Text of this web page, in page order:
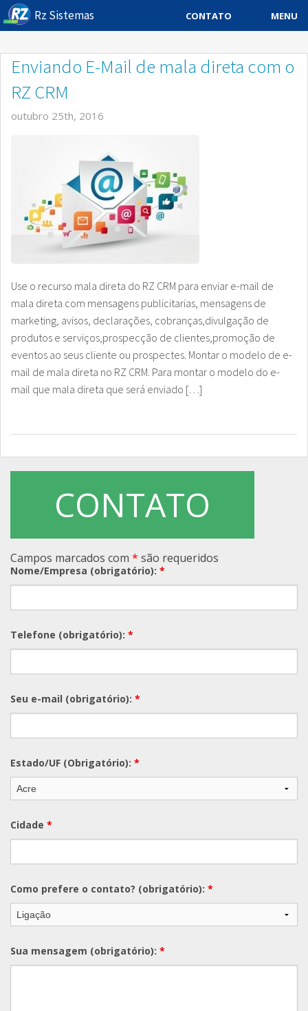
Rz Sistemas CONTATO MENU
Contato Rz Sistemas
Buscar no Site
Enviando E-Mail de mala direta com o
RZ CRM
outubro 25th, 2016
Use o recurso mala direta do RZ CRM para enviar e-mail de
mala direta com mensagens publicitarias, mensagens de
marketing, avisos, declarações, cobranças,divulgação de
produtos e serviços,prospecção de clientes,promoção de
eventos ao seus cliente ou prospectes. Montar o modelo de e-
mail de mala direta no RZ CRM. Para montar o modelo do e-
mail que mala direta que será enviado […]
CONTATO
Campos marcados com * são requeridos
Nome/Empresa (obrigatório): *
Telefone (obrigatório): *
Seu e-mail (obrigatório): *
Estado/UF (Obrigatório): *
Cidade *
Como prefere o contato? (obrigatório): *
Sua mensagem (obrigatório): *